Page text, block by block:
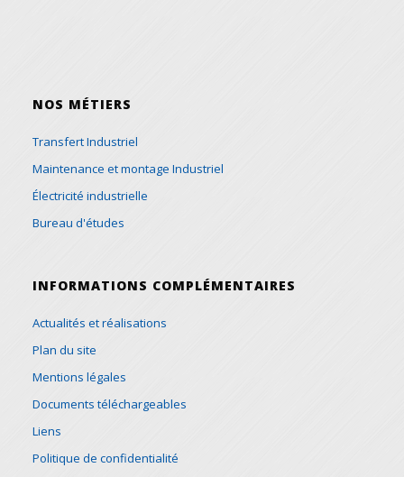
NOS MÉTIERS
Transfert Industriel
Maintenance et montage Industriel
Électricité industrielle
Bureau d'études
INFORMATIONS COMPLÉMENTAIRES
Actualités et réalisations
Plan du site
Mentions légales
Documents téléchargeables
Liens
Politique de confidentialité